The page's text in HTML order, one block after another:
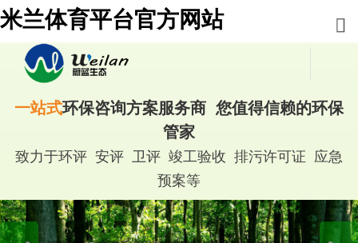
米兰体育平台官方网站
一站式环保咨询方案服务商 您值得信赖的环保
管家
致力于环评 安评 卫评 竣工验收 排污许可证 应急
预案等